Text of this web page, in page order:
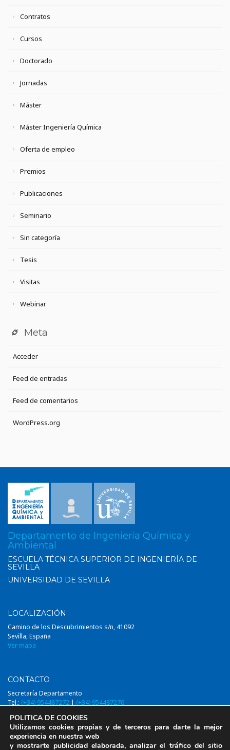
Contratos
Cursos
Doctorado
Jornadas
Máster
Máster Ingeniería Química
Oferta de empleo
Premios
Publicaciones
Seminario
Sin categoría
Tesis
Visitas
Webinar
Meta
Acceder
Feed de entradas
Feed de comentarios
WordPress.org
Departamento de Ingeniería Química y
Ambiental
ESCUELA TÉCNICA SUPERIOR DE INGENIERÍA DE
SEVILLA
UNIVERSIDAD DE SEVILLA
LOCALIZACIÓN
Camino de los Descubrimientos s/n, 41092
Sevilla, España
Ver mapa
CONTACTO
Secretaría Departamento
Tel.: (+34) 954487272 | (+34) 954487276
POLITICA DE COOKIES
Utilizamos cookies propias y de terceros para darte la mejor
experiencia en nuestra web
y mostrarte publicidad elaborada, analizar el tráfico del sitio